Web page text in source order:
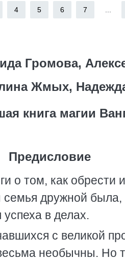
4 5 6 7
Громова,
Жмых,
книга магии
Предисловие
о том, как обрести
семья дружной была,
в делах.
с великой
необычны. Но